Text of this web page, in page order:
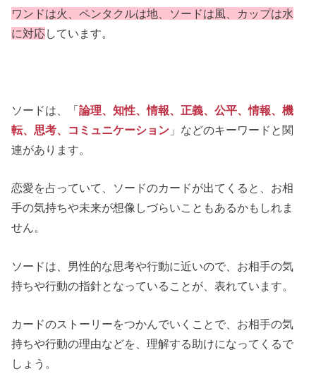
ワンドは火、ペンタクルは地、ソードは風、カップは水
に対応しています。
ソードは、「論理、知性、情報、正義、公平、情報、機
転、思考、コミュニケーション 」などのキーワードと関
連があります。
恋愛を占っていて、ソードのカードが出てくると、お相
手の気持ちや未来が想像しづらいこともあるかもしれま
せん。
ソードは、男性的な思考や行動に近いので、お相手の気
持ちや行動の指針となっていることが、表れています。
カードのストーリーをつかんでいくことで、お相手の気
持ちや行動の理由などを、理解する助けになってくるで
しょう。